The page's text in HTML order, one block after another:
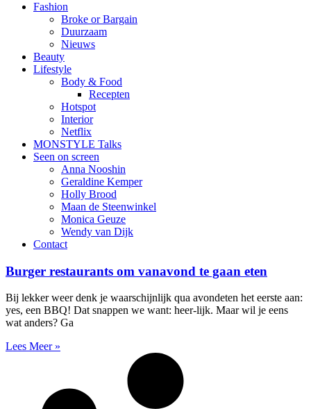
Fashion
Broke or Bargain
Duurzaam
Nieuws
Beauty
Lifestyle
Body & Food
Recepten
Hotspot
Interior
Netflix
MONSTYLE Talks
Seen on screen
Anna Nooshin
Geraldine Kemper
Holly Brood
Maan de Steenwinkel
Monica Geuze
Wendy van Dijk
Contact
Burger restaurants om vanavond te gaan eten
Bij lekker weer denk je waarschijnlijk qua avondeten het eerste aan:
yes, een BBQ! Dat snappen we want: heer-lijk. Maar wil je eens
wat anders? Ga
Lees Meer »